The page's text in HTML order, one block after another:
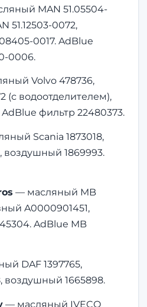
MAN 51.05504-
51.12503-0072,
0017. AdBlue
0006.
Volvo 478736,
(с водоотделителем),
AdBlue фильтр 22480373.
Scania 1873018,
воздушный 1869993.
— масляный MB
A0000901451,
AdBlue MB
DAF 1397765,
воздушный 1665898.
— масляный IVECO